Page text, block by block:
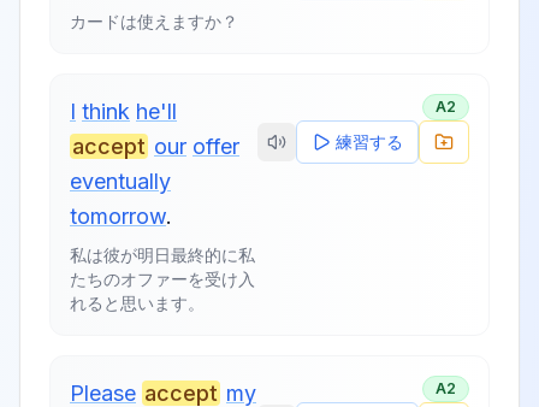
カードは使えますか？
I think he'll
accept our offer
eventually
tomorrow.
私は彼が明日最終的に私
たちのオファーを受け入
れると思います。
A2
練習する
Please accept my
A2